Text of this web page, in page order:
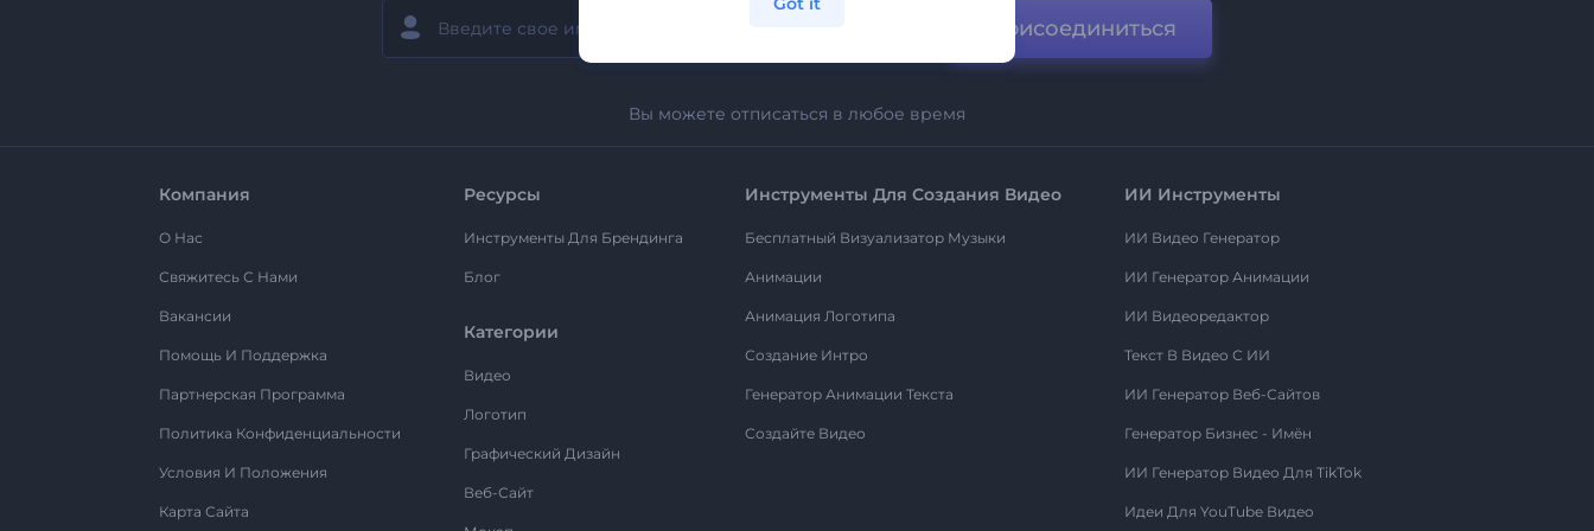
Присоединиться
Вы можете отписаться в любое время
Компания
О Нас
Свяжитесь С Нами
Вакансии
Помощь И Поддержка
Партнерская Программа
Политика Конфиденциальности
Условия И Положения
Карта Сайта
Ресурсы
Инструменты Для Брендинга
Блог
Категории
Видео
Логотип
Графический Дизайн
Веб-Сайт
Инструменты Для Создания Видео
Бесплатный Визуализатор Музыки
Анимации
Анимация Логотипа
Создание Интро
Генератор Анимации Текста
Создайте Видео
ИИ Инструменты
ИИ Видео Генератор
ИИ Генератор Анимации
ИИ Видеоредактор
Текст В Видео С ИИ
ИИ Генератор Веб-Сайтов
Генератор Бизнес - Имён
ИИ Генератор Видео Для TikTok
Идеи Для YouTube Видео